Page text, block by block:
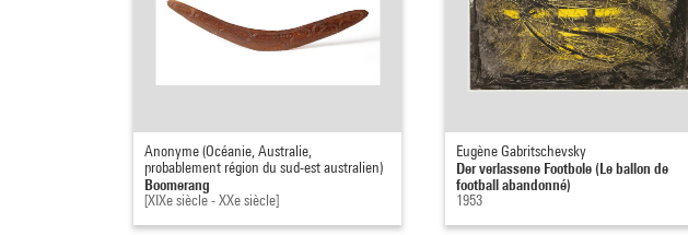
Anonyme (Océanie, Australie,
probablement région du sud-est australien)
Boomerang
[XIXe siècle - XXe siècle]
Eugène Gabritschevsky
Der verlassene Footbole (Le ballon de
football abandonné)
1953